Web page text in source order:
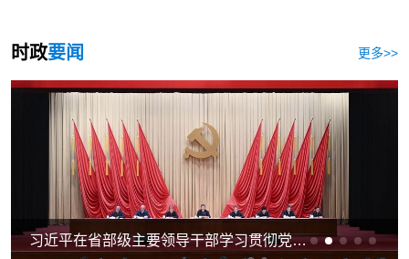
时政要闻 更多>>
习近平在省部级主要领导干部学习贯彻党的二十届三中全会精神专题研讨班开班式上发表重要讲话强调 深入学习贯彻党的二十届三中全会精神 凝心聚力推动改革行稳致远